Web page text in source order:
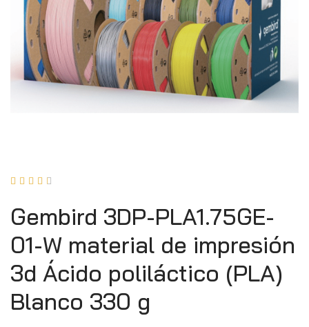
    
Gembird 3DP-PLA1.75GE-
01-W material de impresión
3d Ácido poliláctico (PLA)
Blanco 330 g